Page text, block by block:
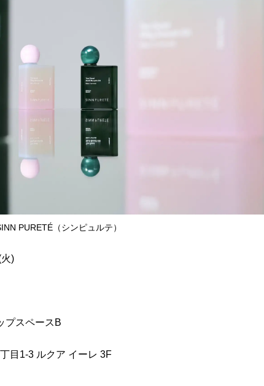
PURETÉ（シンピュルテ）
)
プスペースB
目1-3 ルクア イーレ 3F